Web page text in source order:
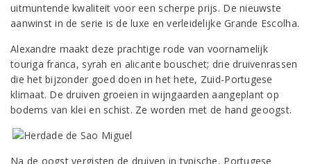
uitmuntende kwaliteit voor een scherpe prijs. De nieuwste
aanwinst in de serie is de luxe en verleidelijke Grande Escolha.
Alexandre maakt deze prachtige rode van voornamelijk
touriga franca, syrah en alicante bouschet; drie druivenrassen
die het bijzonder goed doen in het hete, Zuid-Portugese
klimaat. De druiven groeien in wijngaarden aangeplant op
bodems van klei en schist. Ze worden met de hand geoogst.
Na de oogst vergisten de druiven in typische, Portugese